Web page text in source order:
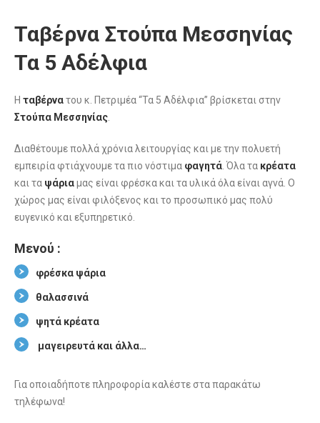
Ταβέρνα Στούπα Μεσσηνίας
Τα 5 Αδέλφια
Η ταβέρνατου κ. Πετριμέα “Τα 5 Αδέλφια” βρίσκεται στην
Στούπα Μεσσηνίας.
Διαθέτουμε πολλά χρόνια λειτουργίας και με την πολυετή
εμπειρία φτιάχνουμε τα πιο νόστιμα φαγητά. Όλα τα κρέατα
και τα ψάριαμας είναι φρέσκα και τα υλικά όλα είναι αγνά. Ο
χώρος μας είναι φιλόξενος και το προσωπικό μας πολύ
ευγενικό και εξυπηρετικό.
Μενού :
φρέσκα ψάρια
θαλασσινά
ψητά κρέατα
μαγειρευτά και άλλα…
Για οποιαδήποτε πληροφορία καλέστε στα παρακάτω
τηλέφωνα!